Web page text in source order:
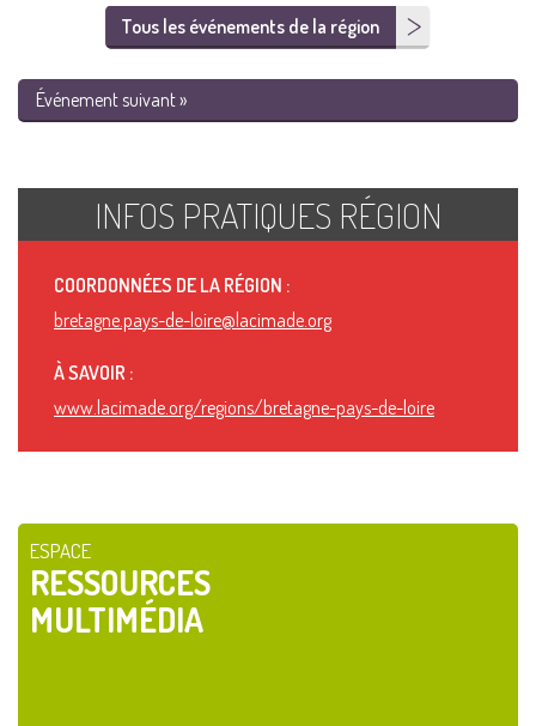
Tous les événements de la région
Événement suivant »
INFOS PRATIQUES RÉGION
COORDONNÉES DE LA RÉGION :
bretagne.pays-de-loire@lacimade.org
À SAVOIR :
www.lacimade.org/regions/bretagne-pays-de-loire
ESPACE
RESSOURCES
MULTIMÉDIA